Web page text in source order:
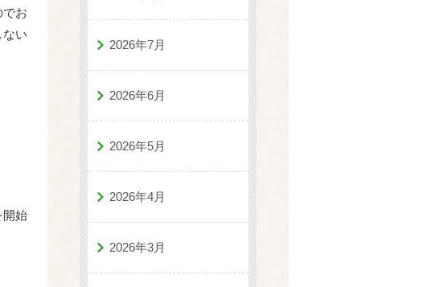
お
い
開始
2026年7月
2026年6月
2026年5月
2026年4月
2026年3月